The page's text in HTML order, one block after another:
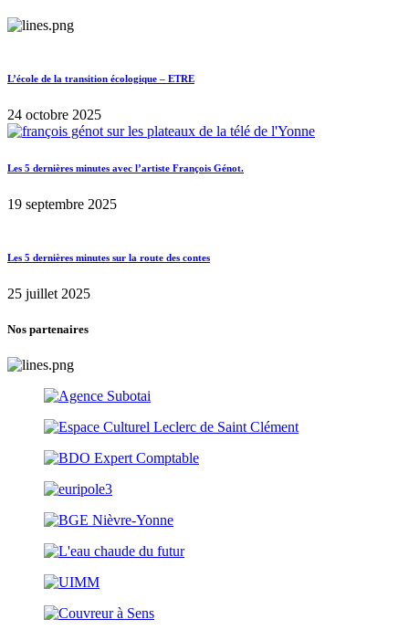
L’école de la transition écologique – ETRE
24 octobre 2025
Les 5 dernières minutes avec l’artiste François Génot.
19 septembre 2025
Les 5 dernières minutes sur la route des contes
25 juillet 2025
Nos partenaires